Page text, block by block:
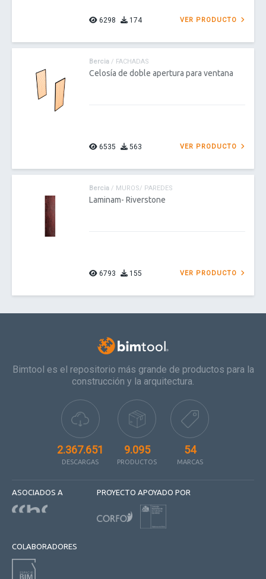
6298 174 VER PRODUCTO
Bercia / FACHADAS
Celosía de doble apertura para ventana
6535 563 VER PRODUCTO
Bercia / MUROS/ PAREDES
Laminam- Riverstone
6793 155 VER PRODUCTO
Bimtool es el repositorio más grande de productos para la
construcción y la arquitectura.
2.367.651
DESCARGAS
9.095
PRODUCTOS
54
MARCAS
ASOCIADOS A PROYECTO APOYADO POR
COLABORADORES